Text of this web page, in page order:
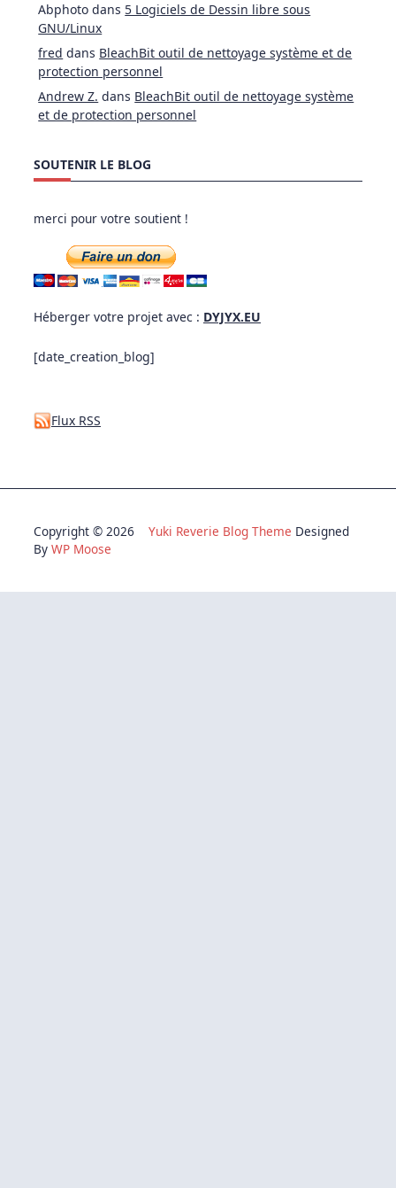
Abphoto dans 5 Logiciels de Dessin libre sous
GNU/Linux
fred dans BleachBit outil de nettoyage système et de
protection personnel
Andrew Z. dans BleachBit outil de nettoyage système
et de protection personnel
SOUTENIR LE BLOG
merci pour votre soutient !
Héberger votre projet avec : DYJYX.EU
[date_creation_blog]
Flux RSS
Copyright © 2026 Yuki Reverie Blog Theme Designed
By WP Moose